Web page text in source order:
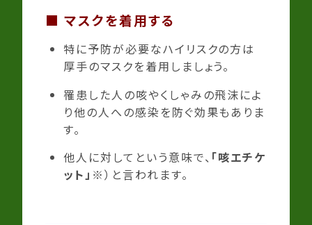
■ マスクを着用する
特に予防が必要なハイリスクの方は
厚手のマスクを着用しましょう。
罹患した人の咳やくしゃみの飛沫によ
り他の人への感染を防ぐ効果もありま
す。
他人に対してという意味で、 「咳エチケ
ット」 ※） と言われます。